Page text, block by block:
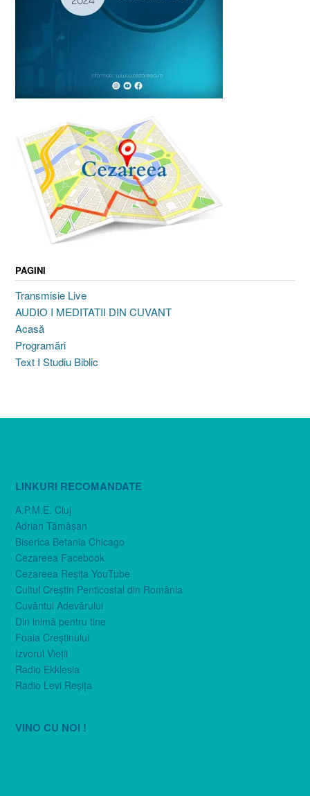
PAGINI
Transmisie Live
AUDIO I MEDITATII DIN CUVANT
Acasă
Programări
Text I Studiu Biblic
LINKURI RECOMANDATE
A.P.M.E. Cluj
Adrian Tămăşan
Biserica Betania Chicago
Cezareea Facebook
Cezareea Reşiţa YouTube
Cultul Creştin Penticostal din România
Cuvântul Adevărului
Din inimă pentru tine
Foaia Creştinului
Izvorul Vieţii
Radio Ekklesia
Radio Levi Reşiţa
VINO CU NOI !